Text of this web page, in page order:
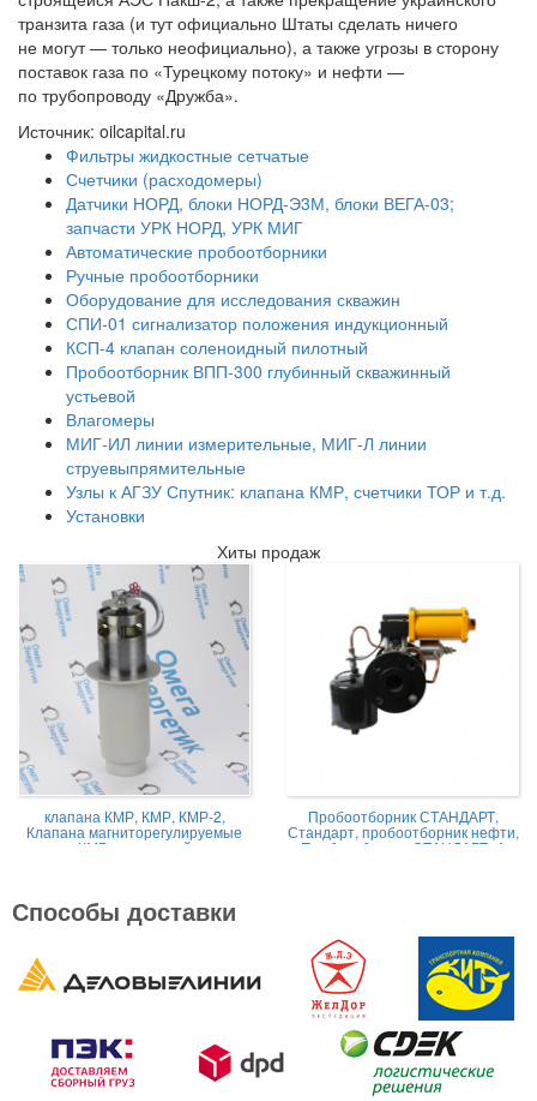
транзита газа (и тут официально Штаты сделать ничего
не могут — только неофициально), а также угрозы в сторону
поставок газа по «Турецкому потоку» и нефти —
по трубопроводу «Дружба».
Источник: oilcapital.ru
Фильтры жидкостные сетчатые
Счетчики (расходомеры)
Датчики НОРД, блоки НОРД-Э3М, блоки ВЕГА-03;
запчасти УРК НОРД, УРК МИГ
Автоматические пробоотборники
Ручные пробоотборники
Оборудование для исследования скважин
СПИ-01 сигнализатор положения индукционный
КСП-4 клапан соленоидный пилотный
Пробоотборник ВПП-300 глубинный скважинный
устьевой
Влагомеры
МИГ-ИЛ линии измерительные, МИГ-Л линии
струевыпрямительные
Узлы к АГЗУ Спутник: клапана КМР, счетчики ТОР и т.д.
Установки
Хиты продаж
клапана КМР, КМР, КМР-2,
Клапана магниторегулируемые
КМР жидкостной
Пробоотборник СТАНДАРТ,
Стандарт, пробоотборник нефти,
Пробоотборник СТАНДАРТ -А
Способы доставки